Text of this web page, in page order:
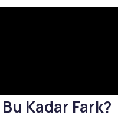
Kadar Fark?